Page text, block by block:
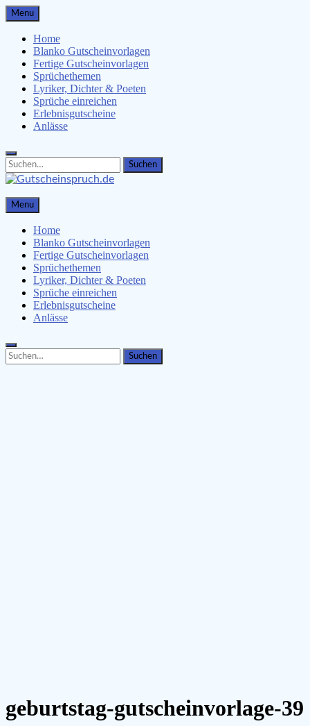
Skip
to
content
Menu
Home
Blanko Gutscheinvorlagen
Fertige Gutscheinvorlagen
Sprüchethemen
Lyriker, Dichter & Poeten
Sprüche einreichen
Erlebnisgutscheine
Anlässe
Search
for:
Search
Gutscheinspruch.de
Gutscheinsprüche & Gutscheinvorlagen finden
Menu
Home
Blanko Gutscheinvorlagen
Fertige Gutscheinvorlagen
Sprüchethemen
Lyriker, Dichter & Poeten
Sprüche einreichen
Erlebnisgutscheine
Anlässe
Search
for:
Search
geburtstag-gutscheinvorlage-39